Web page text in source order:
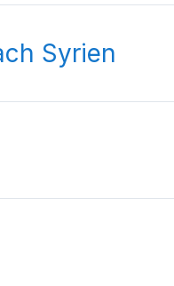
Syrien